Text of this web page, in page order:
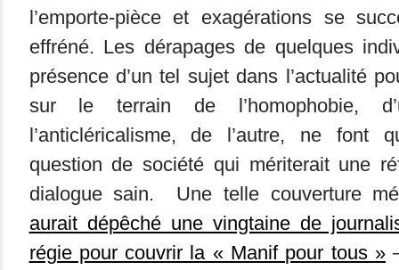
l’emporte-pièce et exagérations se
effréné. Les dérapages de quelques
présence d’un tel sujet dans l’actualité
sur le terrain de l’homophobie,
l’anticléricalisme, de l’autre, ne font
question de société qui mériterait une
dialogue sain. Une telle couverture
aurait dépêché une vingtaine de
régie pour couvrir la « Manif pour tous »